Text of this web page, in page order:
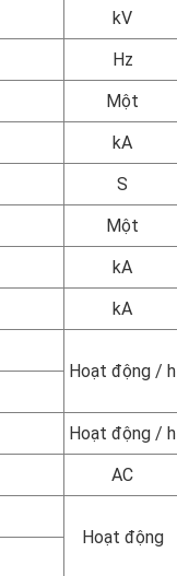
kV
Hz
Một
kA
S
Một
kA
kA
Hoạt động / h
Hoạt động / h
AC
Hoạt động